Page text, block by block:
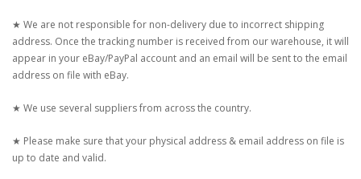
★ We are not responsible for non-delivery due to incorrect shipping
address. Once the tracking number is received from our warehouse, it will
appear in your eBay/PayPal account and an email will be sent to the email
address on file with eBay.
★ We use several suppliers from across the country.
★ Please make sure that your physical address & email address on file is
up to date and valid.